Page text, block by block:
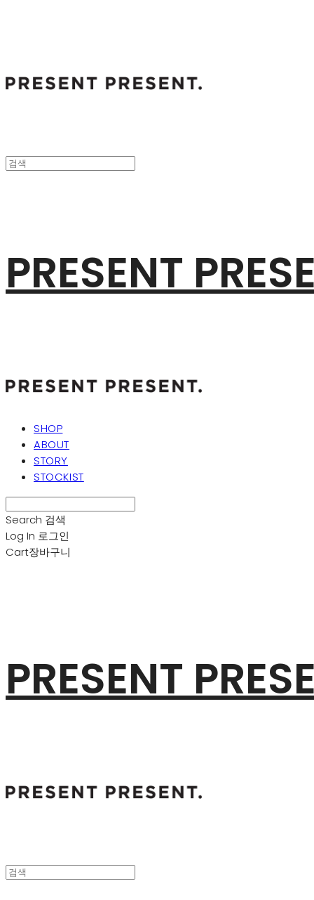
PRESENT
SHOP
ABOUT
STORY
STOCKIST
Search 검색
Log In 로그인
Cart장바구니
PRESENT